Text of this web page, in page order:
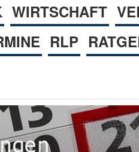
WIRTSCHAFT
RLP